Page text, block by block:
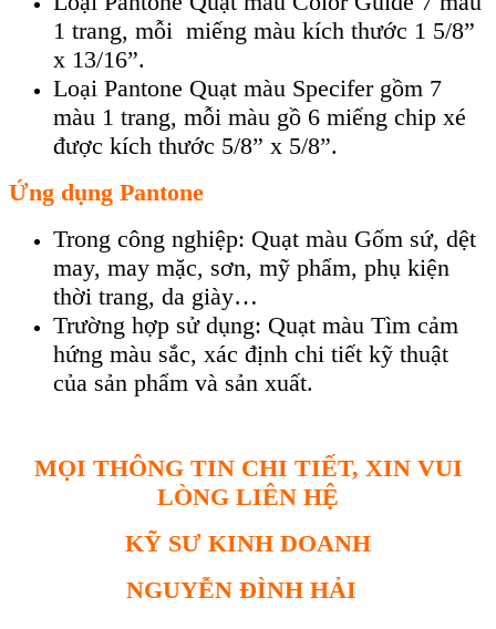
1 trang, mỗi miếng màu kích thước 1 5/8”
x 13/16”.
Loại Pantone Quạt màu Specifer gồm 7
màu 1 trang, mỗi màu gồ 6 miếng chip xé
được kích thước 5/8” x 5/8”.
Ứng dụng Pantone
Trong công nghiệp: Quạt màu Gốm sứ, dệt
may, may mặc, sơn, mỹ phẩm, phụ kiện
thời trang, da giày…
Trường hợp sử dụng: Quạt màu Tìm cảm
hứng màu sắc, xác định chi tiết kỹ thuật
của sản phẩm và sản xuất.
MỌI THÔNG TIN CHI TIẾT, XIN VUI
LÒNG LIÊN HỆ
KỸ SƯ KINH DOANH
NGUYỄN ĐÌNH HẢI